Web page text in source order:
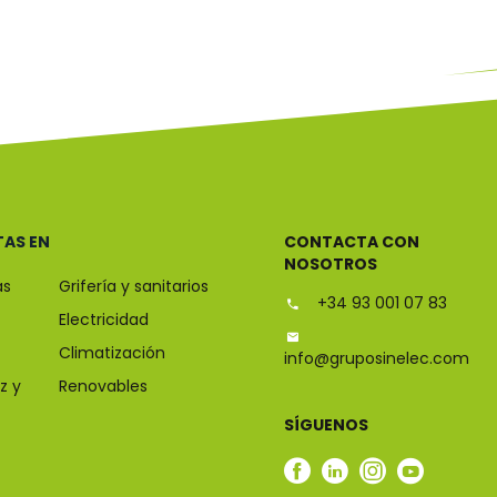
EN
Grifería y sanitarios
Electricidad
Climatización
y
Renovables
CONTACTA CON
NOSOTROS
+34 93 001 07 83
info@gruposinelec.com
SÍGUENOS
Facebook
Linkedin
Instagram